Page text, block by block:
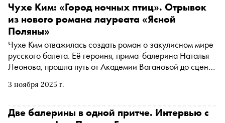
3 ноября 2025 г.
Чухе Ким: «Город ночных птиц». Отрывок
из нового романа лауреата «Ясной
Поляны»
Чухе Ким отважилась создать роман о закулисном мире
русского балета. Её героиня, прима-балерина Наталья
Леонова, прошла путь от Академии Вагановой до сцены
вернувшись в родной Санкт-Петербург, она вынуждена
важнейшее решение в жизни. «Сноб» публикует
Две балерины в одной притче. Интервью с